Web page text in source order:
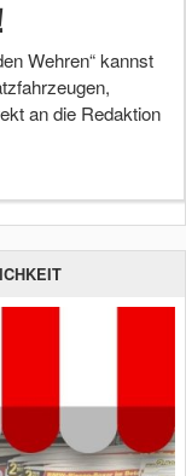
Wehren“ kannst
an die Redaktion